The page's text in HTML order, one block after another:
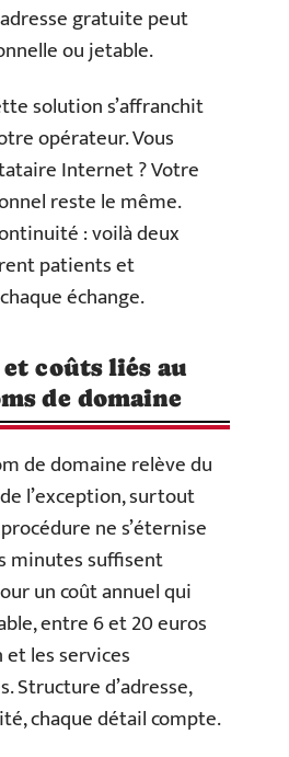
gratuite peut
ou jetable.
solution s’affranchit
opérateur. Vous
Internet ? Votre
reste le même.
: voilà deux
patients et
échange.
coûts liés au
de domaine
de domaine relève du
l’exception, surtout
ne s’éternise
minutes suffisent
un coût annuel qui
entre 6 et 20 euros
et les services
Structure d’adresse,
chaque détail compte.